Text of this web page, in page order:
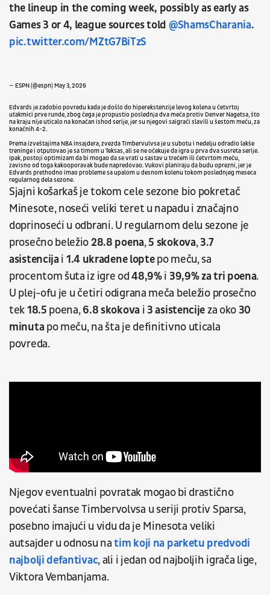
the lineup in the coming week, possibly as early as
Games 3 or 4, league sources told @ShamsCharania.
pic.twitter.com/MZtG7BiTzS
— ESPN (@espn)May 3, 2026
Edvards je zadobio povredu kada je došlo do hiperekstenzije levog kolenau četvrtoj
utakmici prve runde, zbog čega je propustio poslednja dva meča protiv Denver Nagetsa, što
na kraju nije uticalo na konačan ishod serije, jer su njegovi saigrači slavili u šestom meču, za
konačnih 4-2.
Prema izveštajima NBA insajdera, zvezda Timbervulvsa je u subotu i nedelju odradio lakše
treninge i otputovao je sa timom u Teksas, ali se ne očekuje da igra u prva dva susreta serije.
Ipak, postoji optimizam da bi mogao da se vrati u sastav u trećem ili četvrtom meču,
zavisno od toga kakooporavak bude napredovao. Vukovi planiraju da budu oprezni, jer je
Edvards prethodno imao probleme sa upalom u desnom kolenu tokom poslednjeg meseca
regularnog dela sezone.
Sjajni košarkaš je tokom cele sezone bio pokretač
Minesote, noseći veliki teret u napadu i značajno
doprinoseći u odbrani. U regularnom delu sezone je
prosečno beležio 28.8 poena,5 skokova,3.7
asistencijai 1.4 ukradene loptepo meču, sa
procentom šuta iz igre od48,9%i 39,9% za tri poena.
U plej-ofu je u četiri odigrana meča beležio prosečno
tek18.5 poena,6.8 skokovai 3 asistencijeza oko 30
minutapo meču, na šta je definitivno uticala
povreda.
Njegov eventualni povratak mogao bi drastično
povećati šanse Timbervolvsa u seriji protiv Sparsa,
posebno imajući u vidu da je Minesota veliki
autsajder u odnosu natim koji na parketu predvodi
najbolji defantivac, ali i jedan od najboljih igrača lige,
Viktora Vembanjama.